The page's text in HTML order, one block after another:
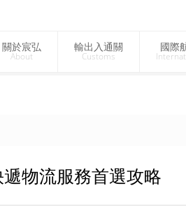
關於宸弘
About
輸出入通關
Customs
國際
物流服務首選攻略